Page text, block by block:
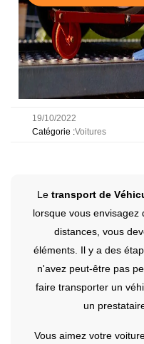
19/10/2022
Catégorie :Voitures
Le transport de
lorsque vous
distances, vous
éléments. Il y a des
n'avez peut-être pas
faire transporter un
un
Vous aimez votre